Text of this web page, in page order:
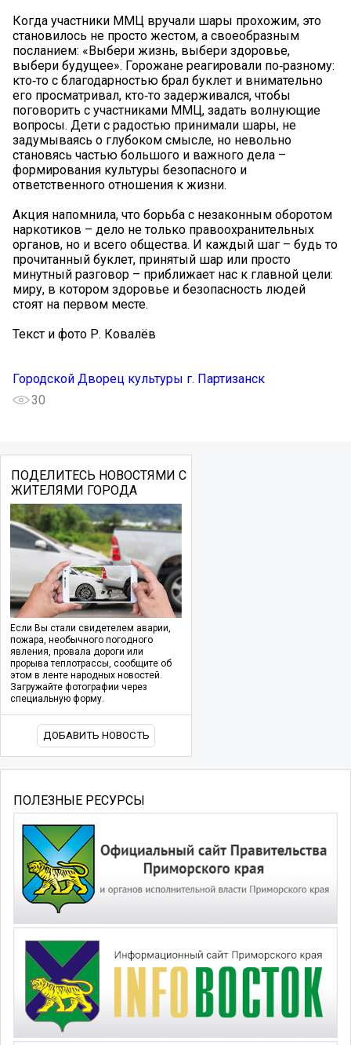
Когда участники ММЦ вручали шары прохожим, это
становилось не просто жестом, а своеобразным
посланием: «Выбери жизнь, выбери здоровье,
выбери будущее». Горожане реагировали по‑разному:
кто‑то с благодарностью брал буклет и внимательно
его просматривал, кто‑то задерживался, чтобы
поговорить с участниками ММЦ, задать волнующие
вопросы. Дети с радостью принимали шары, не
задумываясь о глубоком смысле, но невольно
становясь частью большого и важного дела –
формирования культуры безопасного и
ответственного отношения к жизни.
Акция напомнила, что борьба с незаконным оборотом
наркотиков – дело не только правоохранительных
органов, но и всего общества. И каждый шаг – будь то
прочитанный буклет, принятый шар или просто
минутный разговор – приближает нас к главной цели:
миру, в котором здоровье и безопасность людей
стоят на первом месте.
Текст и фото Р. Ковалёв
Городской Дворец культуры г. Партизанск
30
ПОДЕЛИТЕСЬ НОВОСТЯМИ С
ЖИТЕЛЯМИ ГОРОДА
Если Вы стали свидетелем аварии,
пожара, необычного погодного
явления, провала дороги или
прорыва теплотрассы, сообщите об
этом в ленте народных новостей.
Загружайте фотографии через
специальную форму.
ДОБАВИТЬ НОВОСТЬ
ПОЛЕЗНЫЕ РЕСУРСЫ